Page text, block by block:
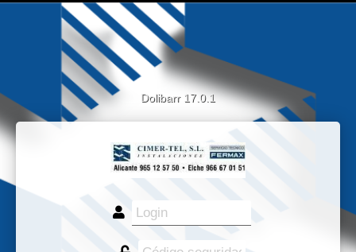
Dolibarr 17.0.1